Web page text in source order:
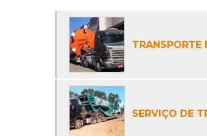
TRANSPORTE
SERVIÇO DE